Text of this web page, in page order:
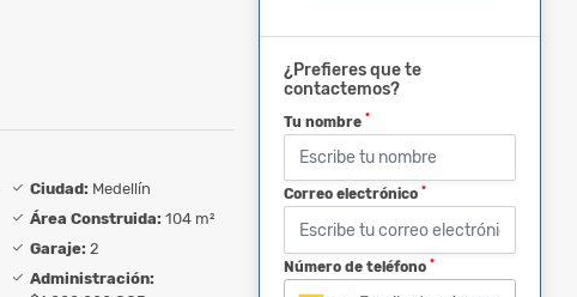
Ciudad: Medellín
Área Construida: 104 m²
Garaje: 2
Administración:
¿Prefieres que te
contactemos?
Tu nombre *
Correo electrónico *
Número de teléfono *